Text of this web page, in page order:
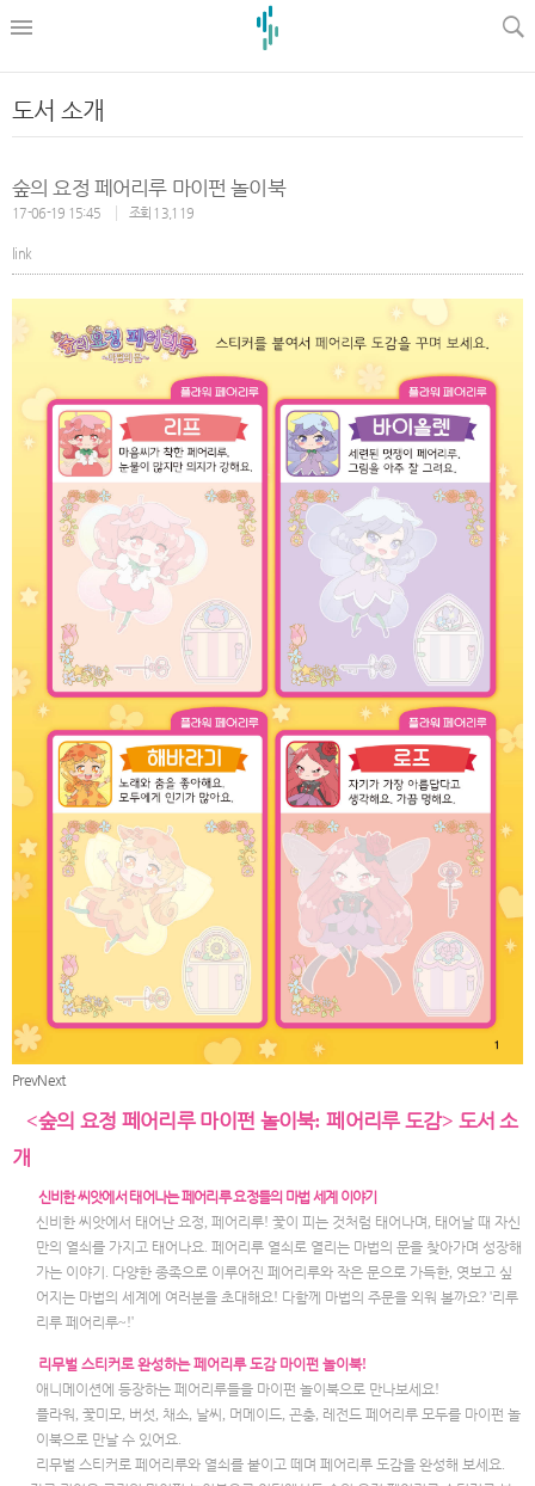
도서 소개
숲의 요정 페어리루 마이펀 놀이북
17-06-19 15:45 조회 13,119
link
PrevNext
<숲의 요정 페어리루 마이펀 놀이북:페어리루 도감> 도서 소
개
신비한 씨앗에서 태어나는 페어리루 요정들의 마법 세계 이야기
신비한 씨앗에서 태어난 요정, 페어리루! 꽃이 피는 것처럼 태어나며 , 태어날 때 자신
만의 열쇠를 가지고 태어나요. 페어리루 열쇠로 열리는 마법의 문을 찾아가며 성장해
가는 이야기 . 다양한 종족으로 이루어진 페어리루와 작은 문으로 가득한, 엿보고 싶
어지는 마법의 세계에 여러분을 초대해요! 다함께 마법의 주문을 외워 볼까요? '리루
리루 페어리루~!'
리무벌 스티커로 완성하는 페어리루 도감 마이펀 놀이북!
애니메이션에 등장하는 페어리루들을 마이펀 놀이북으로 만나보세요!
플라워 , 꽃미모, 버섯, 채소, 날씨 , 머메이드, 곤충, 레전드 페어리루 모두를 마이펀 놀
이북으로 만날 수 있어요.
리무벌 스티커로 페어리루와 열쇠를 붙이고 떼며 페어리루 도감을 완성해 보세요.